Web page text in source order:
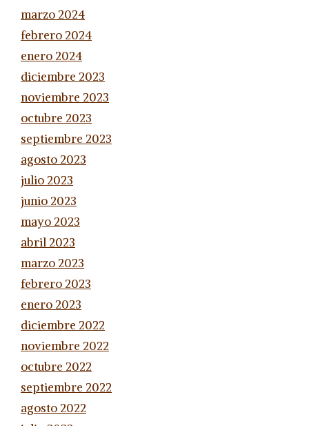
marzo 2024
febrero 2024
enero 2024
diciembre 2023
noviembre 2023
octubre 2023
septiembre 2023
agosto 2023
julio 2023
junio 2023
mayo 2023
abril 2023
marzo 2023
febrero 2023
enero 2023
diciembre 2022
noviembre 2022
octubre 2022
septiembre 2022
agosto 2022